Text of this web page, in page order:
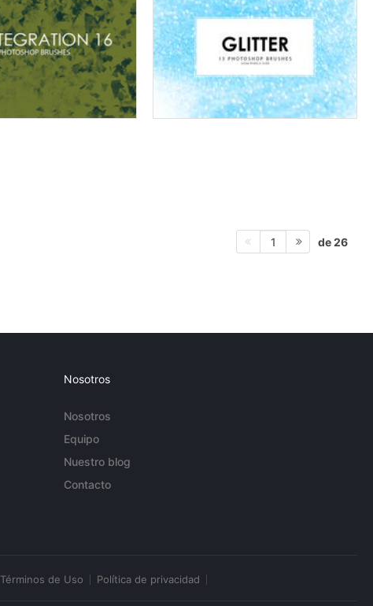
1 de 26
Nosotros
Nosotros
Equipo
Nuestro blog
Contacto
Términos de Uso Política de privacidad